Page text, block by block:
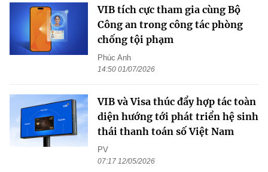
VIB tích cực tham gia cùng Bộ
Công an trong công tác phòng
chống tội phạm
Phúc Anh
14:50 01/07/2026
VIB và Visa thúc đẩy hợp tác toàn
diện hướng tới phát triển hệ sinh
thái thanh toán số Việt Nam
PV
07:17 12/05/2026